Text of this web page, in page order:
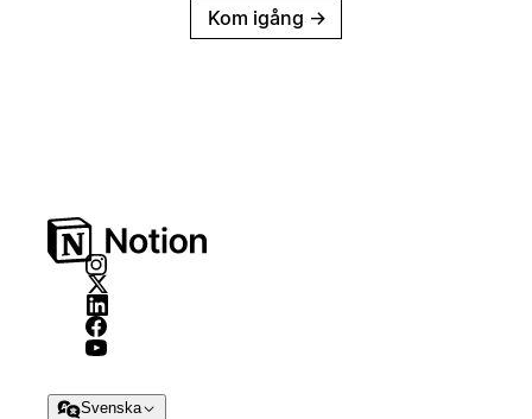
Kom igång →
Svenska